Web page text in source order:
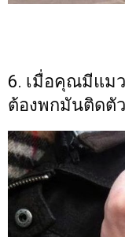
6. เมื่อคุณมีแม
ต้องพกมันติดตั